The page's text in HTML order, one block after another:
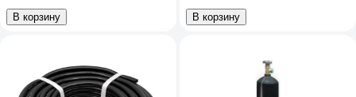
В корзину В корзину